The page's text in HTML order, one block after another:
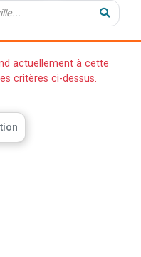
actuellement à cette
critères ci-dessus.